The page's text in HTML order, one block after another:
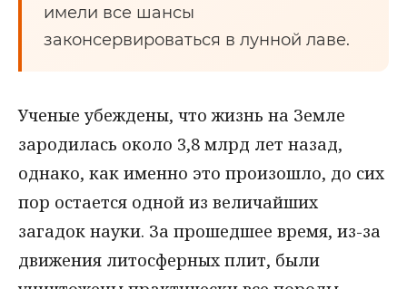
имели все шансы
законсервироваться в лунной лаве.
Ученые убеждены, что жизнь на Земле
зародилась около 3,8 млрд лет назад,
однако, как именно это произошло, до сих
пор остается одной из величайших
загадок науки. За прошедшее время, из-за
движения литосферных плит, были